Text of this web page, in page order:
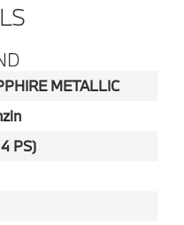
METALLIC
PS)